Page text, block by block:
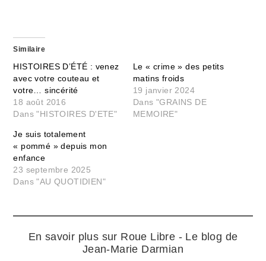
Similaire
HISTOIRES D’ÉTÉ : venez
avec votre couteau et
votre… sincérité
18 août 2016
Dans "HISTOIRES D'ETE"
Le « crime » des petits
matins froids
19 janvier 2024
Dans "GRAINS DE
MEMOIRE"
Je suis totalement
« pommé » depuis mon
enfance
23 septembre 2025
Dans "AU QUOTIDIEN"
En savoir plus sur Roue Libre - Le blog de
Jean-Marie Darmian